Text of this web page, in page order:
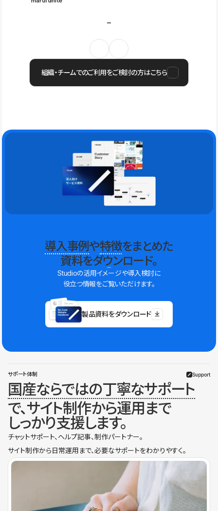
組織・チームでのご利用をご検討の方はこちら
導入事例や特徴をまとめた
資料をダウンロード。
Studioの活用イメージや導入検討に
役立つ情報をご覧いただけます。
製品資料をダウンロード
サポート体制 Support
国産ならではの丁寧なサポート
で、サイト制作から運用まで
しっかり支援します。
チャットサポート、ヘルプ記事、制作パートナー。
サイト制作から日常運用まで、必要なサポートをわかりやすく。